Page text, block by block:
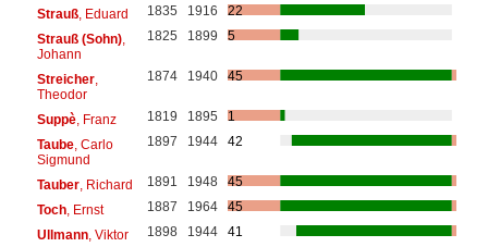
Strauß, Eduard 1835 1916
22
Strauß (Sohn),
Johann
1825 1899 5
Streicher,
Theodor
1874 1940 45
Suppè, Franz 1819 1895
1
Taube, Carlo
Sigmund
1897 1944 42
Tauber, Richard 1891 1948
45
Toch, Ernst 1887 1964
45
Ullmann, Viktor 1898 1944
41